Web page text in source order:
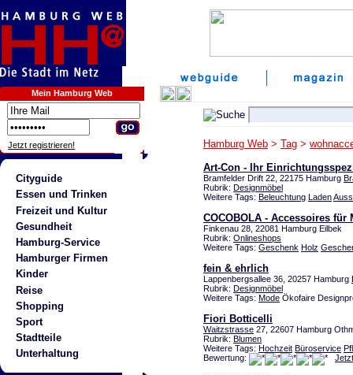
Mein Hamburg Web
Jetzt registrieren!
Cityguide
Essen und Trinken
Freizeit und Kultur
Gesundheit
Hamburg-Service
Hamburger Firmen
Kinder
Reise
Shopping
Sport
Stadtteile
Unterhaltung
Hamburg Web > Tag >
Art-Con - Ihr
Bramfelder Drift 22, 22175 Hamburg
Rubrik: Designmöbel
Weitere Tags: Beleuchtung Laden
COCOBOLA - Accessoires für
Finkenau 28, 22081 Hamburg Eilbek
Rubrik: Onlineshops
Weitere Tags: Geschenk Holz
fein & ehrlich
Lappenbergsallee 36, 20257 Hamburg
Rubrik: Designmöbel
Weitere Tags: Mode Ökofaire
Fiori Botticelli
Waitzstrasse 27, 22607 Hamburg
Rubrik: Blumen
Weitere Tags: Hochzeit Büroservice
Bewertung: